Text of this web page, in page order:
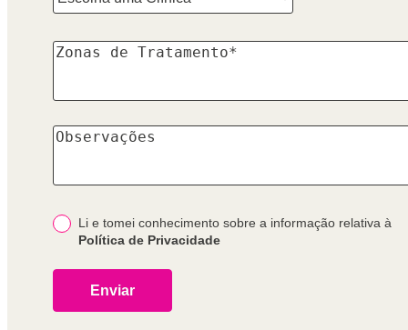
Li e tomei conhecimento sobre a informação relativa à
Política de Privacidade